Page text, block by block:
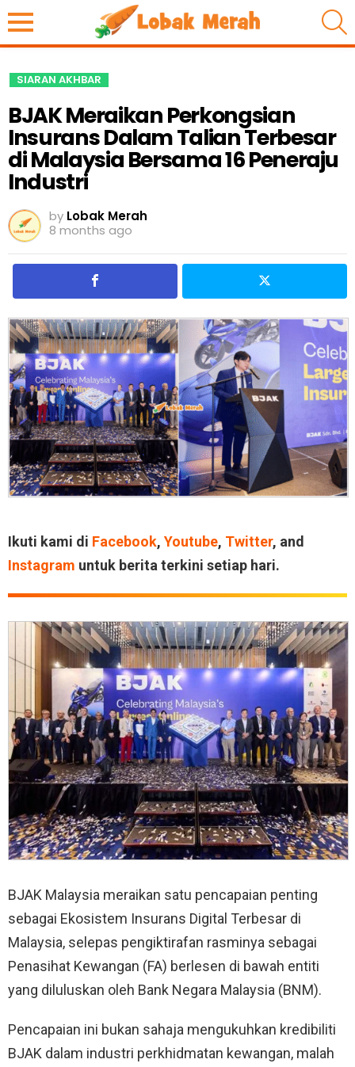
SIARAN AKHBAR
BJAK Meraikan Perkongsian
Insurans Dalam Talian Terbesar
di Malaysia Bersama 16 Peneraju
Industri
by Lobak Merah
8 months ago
Ikuti kami di Facebook, Youtube, Twitter, and
Instagram untuk berita terkini setiap hari.
BJAK Malaysia meraikan satu pencapaian penting
sebagai Ekosistem Insurans Digital Terbesar di
Malaysia, selepas pengiktirafan rasminya sebagai
Penasihat Kewangan (FA) berlesen di bawah entiti
yang diluluskan oleh Bank Negara Malaysia (BNM).
Pencapaian ini bukan sahaja mengukuhkan kredibiliti
BJAK dalam industri perkhidmatan kewangan, malah